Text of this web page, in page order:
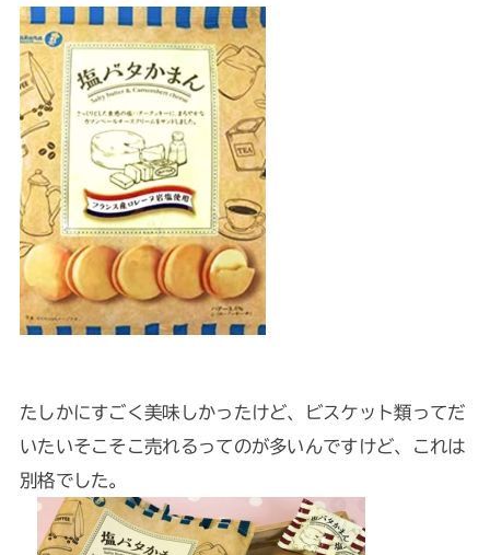
たしかにすごく美味しかったけど、ビスケット類ってだ
いたいそこそこ売れるってのが多いんですけど、これは
別格でした。